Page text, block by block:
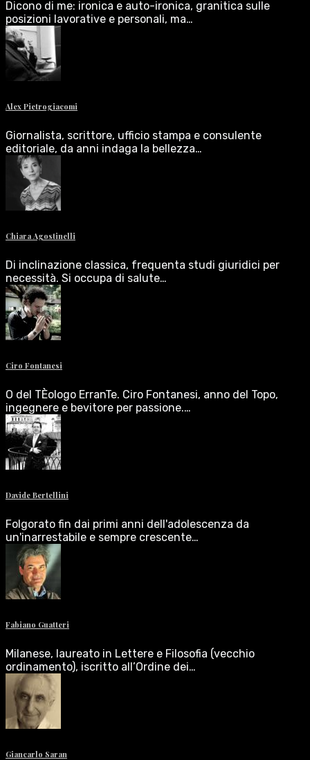
Dicono di me: ironica e auto-ironica, granitica sulle
posizioni lavorative e personali, ma…
Alex Pietrogiacomi
Giornalista, scrittore, ufficio stampa e consulente
editoriale, da anni indaga la bellezza…
Chiara Agostinelli
Di inclinazione classica, frequenta studi giuridici per
necessità. Si occupa di salute…
Ciro Fontanesi
O del TÈologo ErranTe. Ciro Fontanesi, anno del Topo,
ingegnere e bevitore per passione.…
Davide Bertellini
Folgorato fin dai primi anni dell'adolescenza da
un'inarrestabile e sempre crescente…
Fabiano Guatteri
Milanese, laureato in Lettere e Filosofia (vecchio
ordinamento), iscritto all’Ordine dei…
Giancarlo Saran